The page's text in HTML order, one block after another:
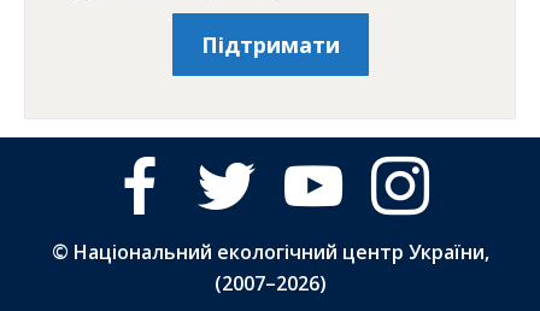
Підтримати
facebook twitter youtube instagram
© Національний екологічний центр України,
(2007–2026)